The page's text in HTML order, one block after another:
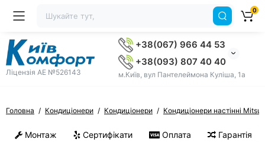
Ліцензія AE №526143
+38(067) 966 44 53
+38(093) 807 40 40
м.Київ, вул Пантелеймона Куліша, 1а
0
Головна Кондиціонери Кондиціонери Кондиціонери настінні
Монтаж Сертифікати Оплата Гарантія